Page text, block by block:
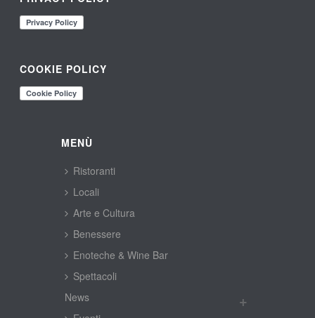
COOKIE POLICY
MENÙ
Ristoranti
Locali
Arte e Cultura
Benessere
Enoteche & Wine Bar
Spettacoli
New